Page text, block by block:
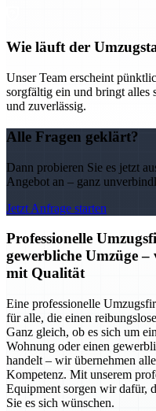
Wie läuft der
Unser Team erscheint
sorgfältig ein und bringt alles
und zuverlässig.
Alle Fragen geklärt?
Dann probieren Sie es jetzt
Angebot an – ganz
Jetzt Anfrage starten
Professionelle
gewerbliche Umzüge –
mit Qualität
Eine professionelle
für alle, die einen
Ganz gleich, ob es sich um
Wohnung oder einen
handelt – wir übernehmen
Kompetenz. Mit unserem
Equipment sorgen wir dafür,
Sie es sich wünschen.